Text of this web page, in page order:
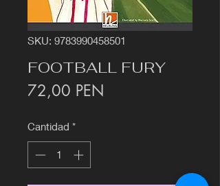
SKU: 9783990458501
FOOTBALL FURY
72,00 PEN
Cantidad *